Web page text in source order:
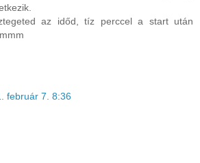
az időd, tíz perccel a start után
február 7. 8:36